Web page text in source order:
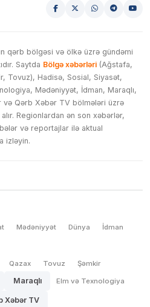
qərb bölgəsi və ölkə üzrə gündəmi
Saytda Bölgə xəbərləri (Ağstafa,
Tovuz), Hadisə, Sosial, Siyasət,
Mədəniyyət, İdman, Maraqlı,
və Qərb Xəbər TV bölmələri üzrə
Regionlardan ən son xəbərlər,
və reportajlar ilə aktual
izləyin.
Mədəniyyət Dünya İdman
Qazax Tovuz Şəmkir
Maraqlı Elm və Texnologiya
Xəbər TV